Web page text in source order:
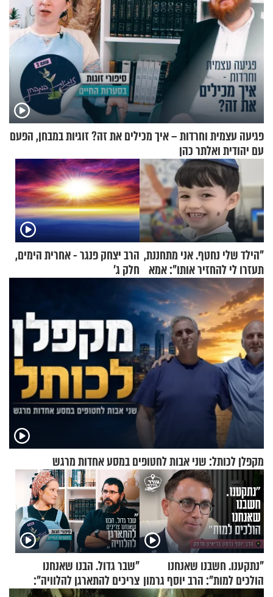
פגיעה עצמית וחרדות – איך מכילים את זה? זוגיות במבחן, הפעם
עם יהודית ואלתר כהן
"הילד שלי נחטף. אני מתחננת,
תעזרו לי להחזיר אותו": אמא
של יובל בן ה-4 בריאיון דומע
הרב יצחק פנגר - אחרית הימים,
חלק ג’
מקפלן לכותל: שני אבות לחטופים במסע אחדות מרגש
"נתקענו. חשבנו שאנחנו
הולכים למות": הרב יוסף גרמון
"שבר גדול. הבנו שאנחנו
צריכים להתארגן להלוויה":